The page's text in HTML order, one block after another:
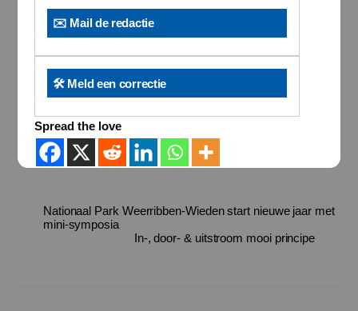
✉️ Mail de redactie
🛠️ Meld een correctie
Spread the love
Nationaal Park Weerribben-Wieden start nieuwe jaar met
mini-symposia
In-, door- & uitstroom mooi principe